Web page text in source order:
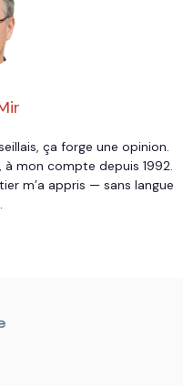
ça forge une opinion.
mon compte depuis 1992.
m’a appris — sans langue